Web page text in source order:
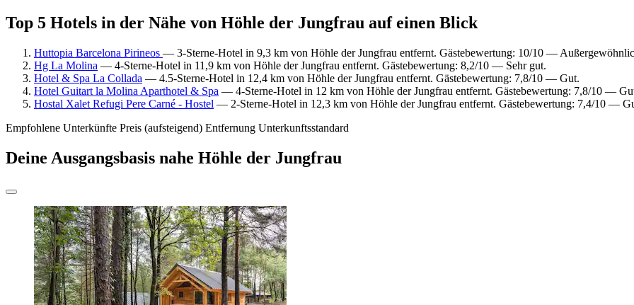
Top 5 Hotels in der Nähe von Höhle der Jungfrau auf einen Blick
Huttopia Barcelona Pirineos — 3-Sterne-Hotel in 9,3 km von Höhle der Jungfrau entfernt. Gästebewertung: 10/10 —
Hg La Molina — 4-Sterne-Hotel in 11,9 km von Höhle der Jungfrau entfernt. Gästebewertung: 8,2/10 — Sehr gut.
Hotel & Spa La Collada — 4.5-Sterne-Hotel in 12,4 km von Höhle der Jungfrau entfernt. Gästebewertung: 7,8/10 — Gut.
Hotel Guitart la Molina Aparthotel & Spa — 4-Sterne-Hotel in 12 km von Höhle der Jungfrau entfernt. Gästebewertung: 7,8/10 —
Hostal Xalet Refugi Pere Carné - Hostel — 2-Sterne-Hotel in 12,3 km von Höhle der Jungfrau entfernt. Gästebewertung: 7,4/10 —
Empfohlene Unterkünfte Preis (aufsteigend) Entfernung Unterkunftsstandard
Deine Ausgangsbasis nahe Höhle der Jungfrau